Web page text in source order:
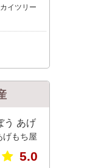
イツリー
う あげ
もち屋
5.0